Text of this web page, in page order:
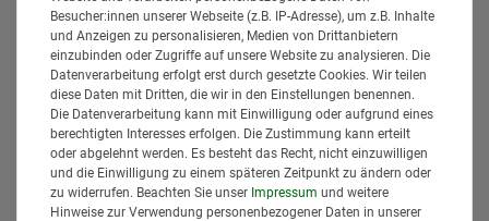
* Alle Preise inklusive gesetzlicher Mehrwertsteuer und
zuzüglichVersandkosten. Der Versand erfolgt bei vielen
Artikeln bei Bestellungen bis 14 Uhr und Sofortbezahlung
(z.B. PayPal) bereits am gleichen Werktag. Die angegebenen
Lieferzeiten gelten für Lieferungen innerhalb Deutschlands.
Die angezeigten Versandkosten beziehen sich auf den
Versand innerhalb Deutschlands, soweit kein anders
Lieferland ausgewählt wurde. Versandkosten und
Lieferzeiten für andere Länder entnehmen Sie bitte
Besucher:innen unserer Webseite (z.B. IP-Adresse), um z.B. Inhalte
und Anzeigen zu personalisieren, Medien von Drittanbietern
einzubinden oder Zugriffe auf unsere Website zu analysieren. Die
Datenverarbeitung erfolgt erst durch gesetzte Cookies. Wir teilen
diese Daten mit Dritten, die wir in den Einstellungen benennen.
Die Datenverarbeitung kann mit Einwilligung oder aufgrund eines
berechtigten Interesses erfolgen. Die Zustimmung kann erteilt
oder abgelehnt werden. Es besteht das Recht, nicht einzuwilligen
und die Einwilligung zu einem späteren Zeitpunkt zu ändern oder
zu widerrufen. Beachten Sie unser Impressum und weitere
Hinweise zur Verwendung personenbezogener Daten in unserer